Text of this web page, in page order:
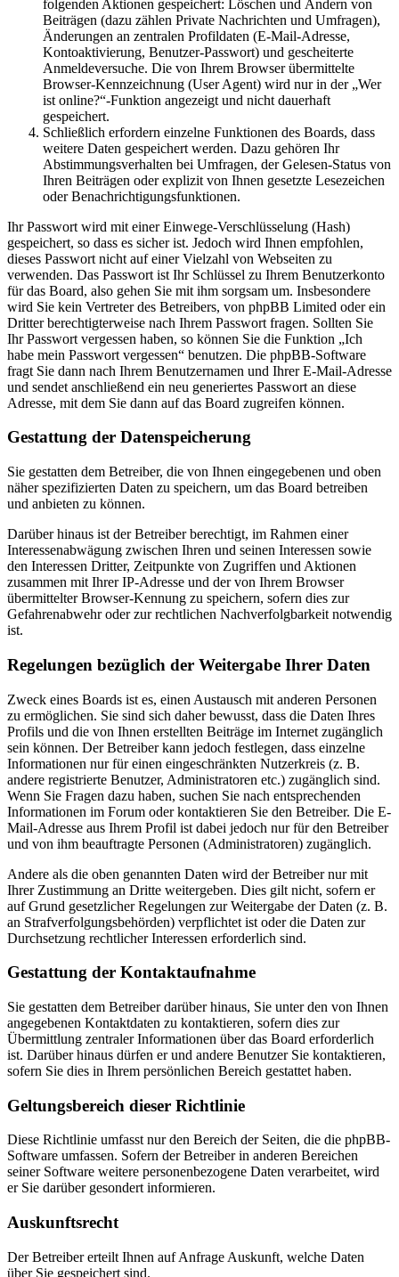
folgenden Aktionen gespeichert: Löschen und Ändern von
Beiträgen (dazu zählen Private Nachrichten und Umfragen),
Änderungen an zentralen Profildaten (E-Mail-Adresse,
Kontoaktivierung, Benutzer-Passwort) und gescheiterte
Anmeldeversuche. Die von Ihrem Browser übermittelte
Browser-Kennzeichnung (User Agent) wird nur in der „Wer
ist online?“-Funktion angezeigt und nicht dauerhaft
gespeichert.
Schließlich erfordern einzelne Funktionen des Boards, dass
weitere Daten gespeichert werden. Dazu gehören Ihr
Abstimmungsverhalten bei Umfragen, der Gelesen-Status von
Ihren Beiträgen oder explizit von Ihnen gesetzte Lesezeichen
oder Benachrichtigungsfunktionen.
Ihr Passwort wird mit einer Einwege-Verschlüsselung (Hash)
gespeichert, so dass es sicher ist. Jedoch wird Ihnen empfohlen,
dieses Passwort nicht auf einer Vielzahl von Webseiten zu
verwenden. Das Passwort ist Ihr Schlüssel zu Ihrem Benutzerkonto
für das Board, also gehen Sie mit ihm sorgsam um. Insbesondere
wird Sie kein Vertreter des Betreibers, von phpBB Limited oder ein
Dritter berechtigterweise nach Ihrem Passwort fragen. Sollten Sie
Ihr Passwort vergessen haben, so können Sie die Funktion „Ich
habe mein Passwort vergessen“ benutzen. Die phpBB-Software
fragt Sie dann nach Ihrem Benutzernamen und Ihrer E-Mail-Adresse
und sendet anschließend ein neu generiertes Passwort an diese
Adresse, mit dem Sie dann auf das Board zugreifen können.
Gestattung der Datenspeicherung
Sie gestatten dem Betreiber, die von Ihnen eingegebenen und oben
näher spezifizierten Daten zu speichern, um das Board betreiben
und anbieten zu können.
Darüber hinaus ist der Betreiber berechtigt, im Rahmen einer
Interessenabwägung zwischen Ihren und seinen Interessen sowie
den Interessen Dritter, Zeitpunkte von Zugriffen und Aktionen
zusammen mit Ihrer IP-Adresse und der von Ihrem Browser
übermittelter Browser-Kennung zu speichern, sofern dies zur
Gefahrenabwehr oder zur rechtlichen Nachverfolgbarkeit notwendig
ist.
Regelungen bezüglich der Weitergabe Ihrer Daten
Zweck eines Boards ist es, einen Austausch mit anderen Personen
zu ermöglichen. Sie sind sich daher bewusst, dass die Daten Ihres
Profils und die von Ihnen erstellten Beiträge im Internet zugänglich
sein können. Der Betreiber kann jedoch festlegen, dass einzelne
Informationen nur für einen eingeschränkten Nutzerkreis (z. B.
andere registrierte Benutzer, Administratoren etc.) zugänglich sind.
Wenn Sie Fragen dazu haben, suchen Sie nach entsprechenden
Informationen im Forum oder kontaktieren Sie den Betreiber. Die E-
Mail-Adresse aus Ihrem Profil ist dabei jedoch nur für den Betreiber
und von ihm beauftragte Personen (Administratoren) zugänglich.
Andere als die oben genannten Daten wird der Betreiber nur mit
Ihrer Zustimmung an Dritte weitergeben. Dies gilt nicht, sofern er
auf Grund gesetzlicher Regelungen zur Weitergabe der Daten (z. B.
an Strafverfolgungsbehörden) verpflichtet ist oder die Daten zur
Durchsetzung rechtlicher Interessen erforderlich sind.
Gestattung der Kontaktaufnahme
Sie gestatten dem Betreiber darüber hinaus, Sie unter den von Ihnen
angegebenen Kontaktdaten zu kontaktieren, sofern dies zur
Übermittlung zentraler Informationen über das Board erforderlich
ist. Darüber hinaus dürfen er und andere Benutzer Sie kontaktieren,
sofern Sie dies in Ihrem persönlichen Bereich gestattet haben.
Geltungsbereich dieser Richtlinie
Diese Richtlinie umfasst nur den Bereich der Seiten, die die phpBB-
Software umfassen. Sofern der Betreiber in anderen Bereichen
seiner Software weitere personenbezogene Daten verarbeitet, wird
er Sie darüber gesondert informieren.
Auskunftsrecht
Der Betreiber erteilt Ihnen auf Anfrage Auskunft, welche Daten
über Sie gespeichert sind.